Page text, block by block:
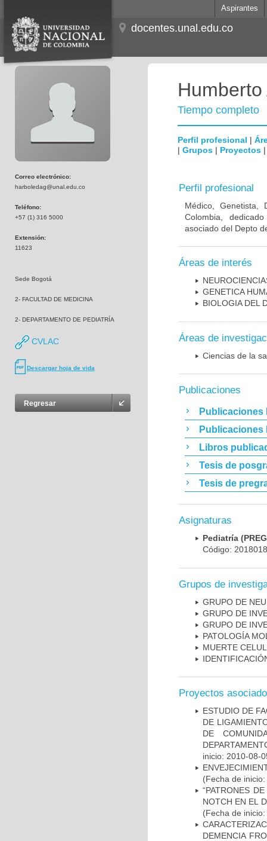
Aspirantes
docentes.unal.edu.co
Correo electrónico:
harboledag@unal.edu.co
Teléfono:
+57 (1) 316 5000
Extensión:
11623
Sede Bogotá
2- FACULTAD DE MEDICINA
2- DEPARTAMENTO DE PEDIATRÍA
CVLAC
Descargar hoja de vida
Regresar
Tiempo completo
Perfil profesional |
| Grupos | Proyectos
Perfil profesional
Médico, Genetista,
Colombia,
asociado del Depto
Áreas de interés
GENETICA
BIOLOGIA DEL
Áreas de
Ciencias de la
Publicaciones
Publicaciones
Publicaciones
Libros
Tesis de
Tesis de
Asignaturas
Pediatría
Código:
Grupos de
GRUPO DE
GRUPO DE
GRUPO DE
PATOLOGÍA
MUERTE
Proyectos
ESTUDIO DE
DE
DE
inicio: 2010-08-
(Fecha de
“PATRONES
NOTCH EN EL
(Fecha de
DEMENCIA